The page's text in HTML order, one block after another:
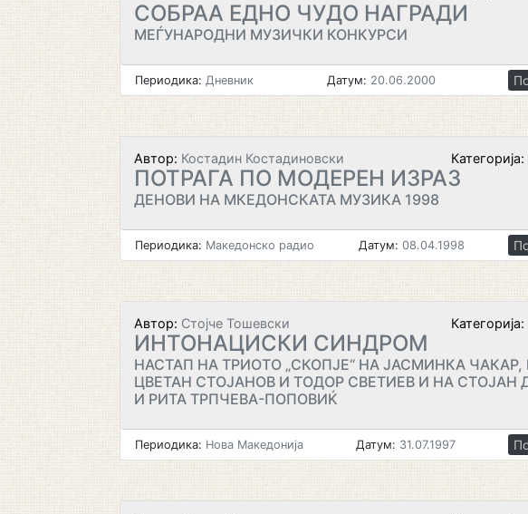
СОБРАА ЕДНО ЧУДО НАГРАДИ
МЕЃУНАРОДНИ МУЗИЧКИ КОНКУРСИ
Периодика: Дневник Датум: 20.06.2000
Автор: Костадин Костадиновски Категорија:
ПОТРАГА ПО МОДЕРЕН ИЗРАЗ
ДЕНОВИ НА МКЕДОНСКАТА МУЗИКА 1998
Периодика: Македонско радио Датум: 08.04.1998
Автор: Стојче Тошевски Категорија:
ИНТОНАЦИСКИ СИНДРОМ
НАСТАП НА ТРИОТО „СКОПЈЕ“ НА ЈАСМИНКА ЧАКАР,
ЦВЕТАН СТОЈАНОВ И ТОДОР СВЕТИЕВ И НА СТОЈАН
И РИТА ТРПЧЕВА-ПОПОВИЌ
Периодика: Нова Македонија Датум: 31.07.1997